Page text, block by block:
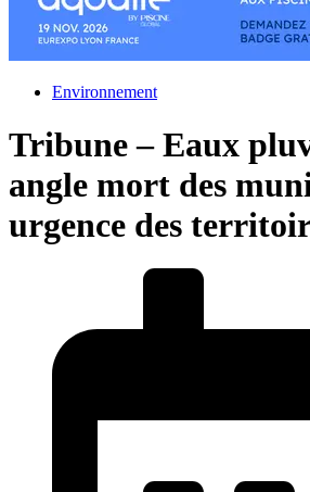
Environnement
Tribune – Eaux
angle mort des
urgence des